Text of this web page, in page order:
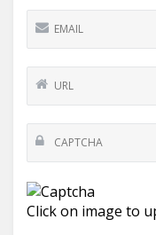
Click on image to